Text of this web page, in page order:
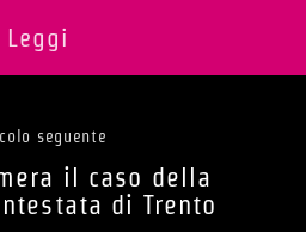
Leggi
seguente
il caso della
di Trento